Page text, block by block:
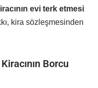
evi terk etmesi
kira sözleşmesinden
Borcu